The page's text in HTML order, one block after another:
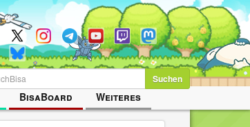
BisaBoard Weiteres
Suchen